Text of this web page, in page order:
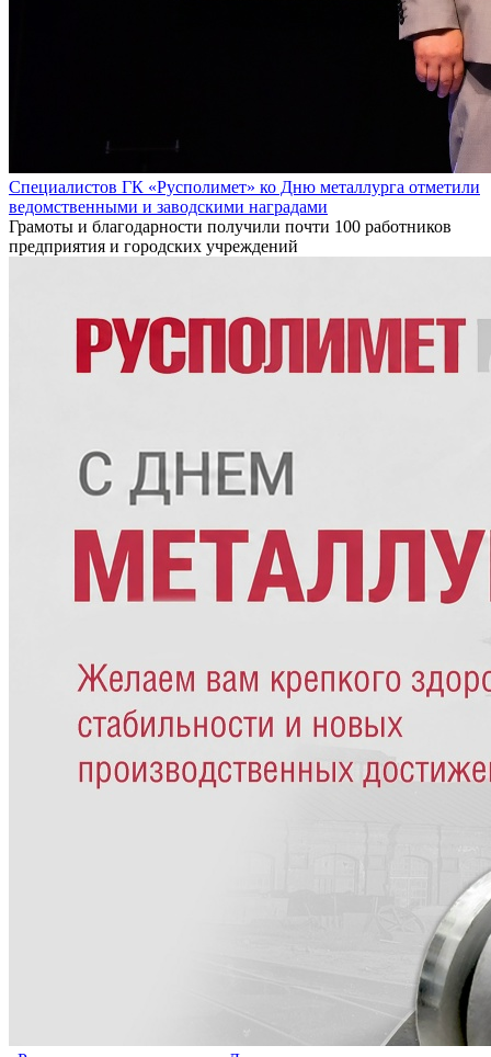
Специалистов ГК «Русполимет» ко Дню металлурга отметили
ведомственными и заводскими наградами
Грамоты и благодарности получили почти 100 работников
предприятия и городских учреждений